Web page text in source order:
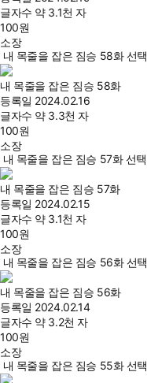
글자수 약 3.1천 자
100원
소장
내 목줄을 잡은 짐승 58화 선택
내 목줄을 잡은 짐승 58화
등록일 2024.02.16
글자수 약 3.3천 자
100원
소장
내 목줄을 잡은 짐승 57화 선택
내 목줄을 잡은 짐승 57화
등록일 2024.02.15
글자수 약 3.1천 자
100원
소장
내 목줄을 잡은 짐승 56화 선택
내 목줄을 잡은 짐승 56화
등록일 2024.02.14
글자수 약 3.2천 자
100원
소장
내 목줄을 잡은 짐승 55화 선택